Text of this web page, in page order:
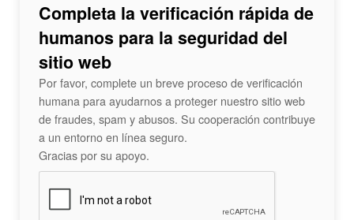
Completa la verificación rápida de
humanos para la seguridad del
sitio web
Por favor, complete un breve proceso de verificación
humana para ayudarnos a proteger nuestro sitio web
de fraudes, spam y abusos. Su cooperación contribuye
a un entorno en línea seguro.
Gracias por su apoyo.